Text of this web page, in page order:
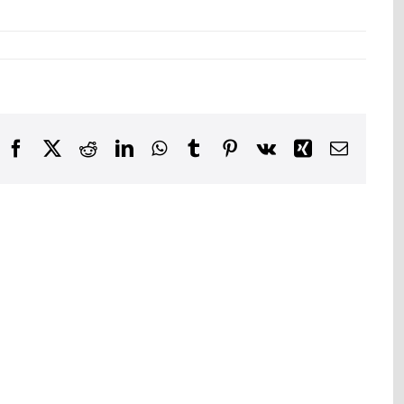
FacebookRedditLinkedInWhatsApp
TumblrPinterest
Vk XingE-